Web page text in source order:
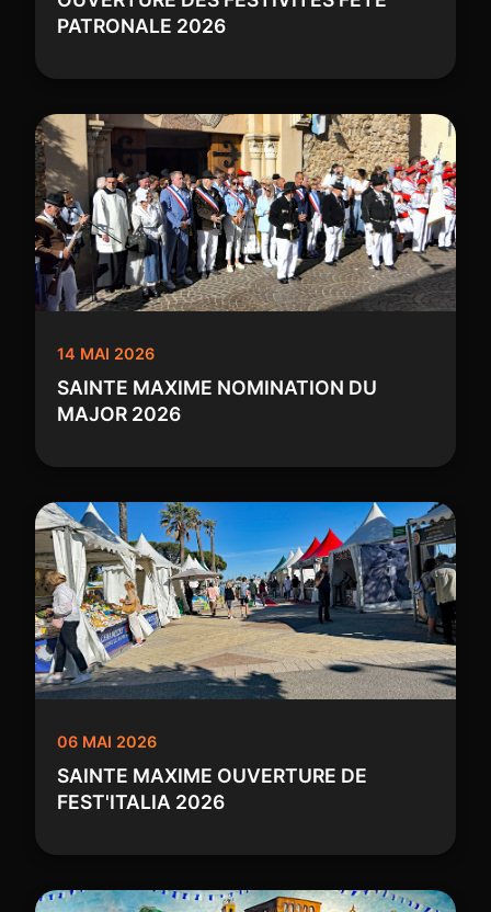
PATRONALE 2026
14 MAI 2026
SAINTE MAXIME NOMINATION DU
MAJOR 2026
06 MAI 2026
SAINTE MAXIME OUVERTURE DE
FEST'ITALIA 2026